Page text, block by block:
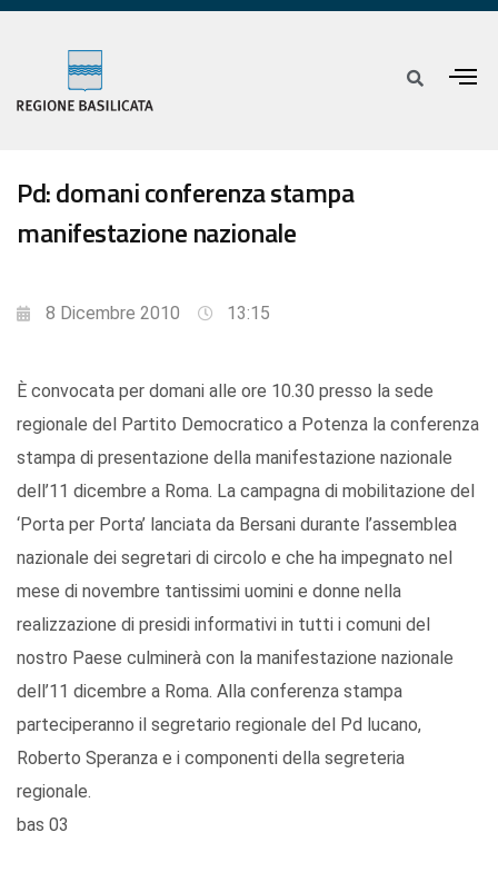
Pd: domani conferenza stampa
manifestazione nazionale
8 Dicembre 2010 13:15
È convocata per domani alle ore 10.30 presso la sede
regionale del Partito Democratico a Potenza la conferenza
stampa di presentazione della manifestazione nazionale
dell’11 dicembre a Roma. La campagna di mobilitazione del
‘Porta per Porta’ lanciata da Bersani durante l’assemblea
nazionale dei segretari di circolo e che ha impegnato nel
mese di novembre tantissimi uomini e donne nella
realizzazione di presidi informativi in tutti i comuni del
nostro Paese culminerà con la manifestazione nazionale
dell’11 dicembre a Roma. Alla conferenza stampa
parteciperanno il segretario regionale del Pd lucano,
Roberto Speranza e i componenti della segreteria
regionale.
bas 03